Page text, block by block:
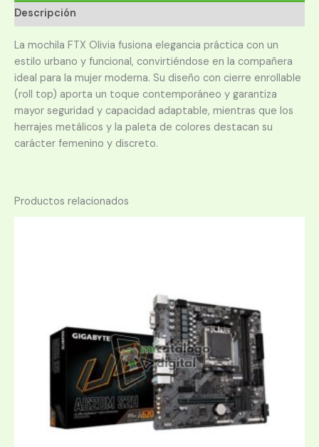
Descripción
La mochila FTX Olivia fusiona elegancia práctica con un
estilo urbano y funcional, convirtiéndose en la compañera
ideal para la mujer moderna. Su diseño con cierre enrollable
(roll top) aporta un toque contemporáneo y garantiza
mayor seguridad y capacidad adaptable, mientras que los
herrajes metálicos y la paleta de colores destacan su
carácter femenino y discreto.
Productos relacionados